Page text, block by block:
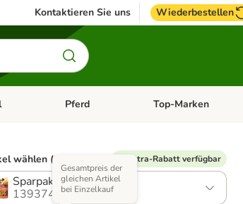
Kontaktieren Sie uns Wiederbestellen
Menü öffnen: FischKategorie-Menü öffnen: Vogel
Pferd Kategorie-Menü
Top-Marken
wählen (2 Varianten) % Extra-Rabatt verfügbar
Sparpaket: 3 x 8 Stück
1393740.1
Gesamtpreis der
gleichen Artikel
bei Einzelkauf